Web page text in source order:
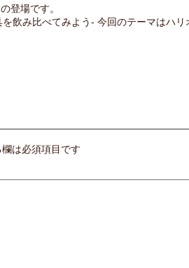
登場です。
飲み比べてみよう- 今回のテーマはハ
は必須項目です